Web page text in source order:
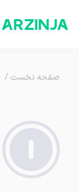
صفحه نخست /